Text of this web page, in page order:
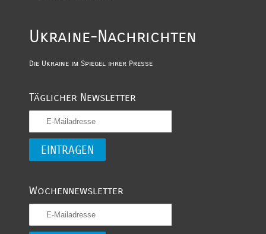
Ukraine-Nachrichten
Die Ukraine im Spiegel ihrer Presse
Täglicher Newsletter
Wochennewsletter